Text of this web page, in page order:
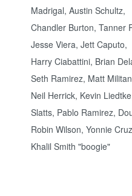
Madrigal, Austin Schultz,
Chandler Burton, Tanner
Jesse Viera, Jett Caputo,
Harry Ciabattini, Brian
Seth Ramirez, Matt
Neil Herrick, Kevin
Slatts, Pablo Ramirez,
Robin Wilson, Yonnie
Khalil Smith "boogie"